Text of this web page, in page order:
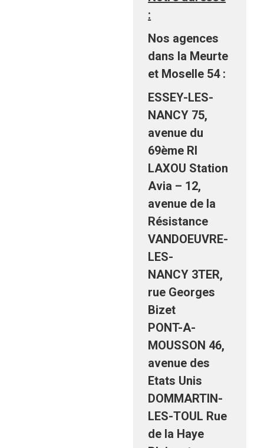
:
Nos agences
dans la Meurte
et Moselle 54 :
ESSEY-LES-
NANCY 75,
avenue du
69ème RI
LAXOU Station
Avia – 12,
avenue de la
Résistance
VANDOEUVRE-
LES-
NANCY 3TER,
rue Georges
Bizet
PONT-A-
MOUSSON 46,
avenue des
Etats Unis
DOMMARTIN-
LES-TOUL Rue
de la Haye